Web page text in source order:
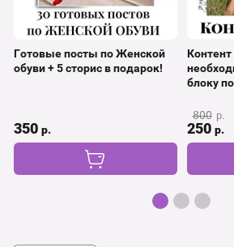
Готовые посты по Женской
обуви + 5 сторис в подарок!
350 р.
блоку
800 р.
250 р.